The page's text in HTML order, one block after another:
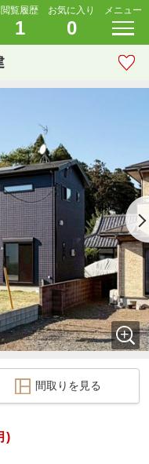
閲覧履歴
1
お気に入り
0
メニュー
間取りを見る
)